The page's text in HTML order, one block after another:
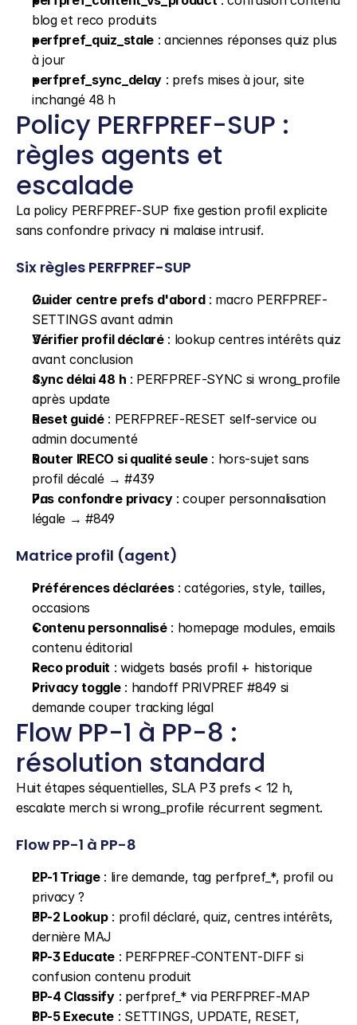
blog et reco produits
perfpref_quiz_stale : anciennes réponses quiz plus
à jour
perfpref_sync_delay : prefs mises à jour, site
inchangé 48 h
Policy PERFPREF-SUP :
règles agents et
escalade
La policy PERFPREF-SUP fixe gestion profil explicite
sans confondre privacy ni malaise intrusif.
Six règles PERFPREF-SUP
Guider centre prefs d'abord : macro PERFPREF-
SETTINGS avant admin
Vérifier profil déclaré : lookup centres intérêts quiz
avant conclusion
Sync délai 48 h : PERFPREF-SYNC si wrong_profile
après update
Reset guidé : PERFPREF-RESET self-service ou
admin documenté
Router IRECO si qualité seule : hors-sujet sans
profil décalé → #439
Pas confondre privacy : couper personnalisation
légale → #849
Matrice profil (agent)
Préférences déclarées : catégories, style, tailles,
occasions
Contenu personnalisé : homepage modules, emails
contenu éditorial
Reco produit : widgets basés profil + historique
Privacy toggle : handoff PRIVPREF #849 si
demande couper tracking légal
Flow PP-1 à PP-8 :
résolution standard
Huit étapes séquentielles, SLA P3 prefs < 12 h,
escalate merch si wrong_profile récurrent segment.
Flow PP-1 à PP-8
PP-1 Triage : lire demande, tag perfpref_*, profil ou
privacy ?
PP-2 Lookup : profil déclaré, quiz, centres intérêts,
dernière MAJ
PP-3 Educate : PERFPREF-CONTENT-DIFF si
confusion contenu produit
PP-4 Classify : perfpref_* via PERFPREF-MAP
PP-5 Execute : SETTINGS, UPDATE, RESET,